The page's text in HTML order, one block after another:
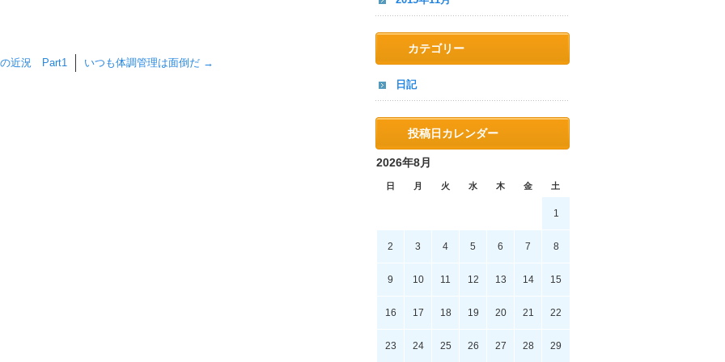
の近況 Part1 いつも体調管理は面倒だ →
カテゴリー
日記
投稿日カレンダー
2026年8月
日 月 火 水 木 金 土
1
2 3 4 5 6 7 8
9 10 11 12 13 14 15
16 17 18 19 20 21 22
23 24 25 26 27 28 29